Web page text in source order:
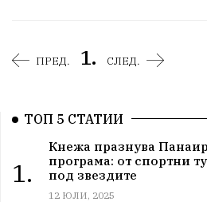
ПРЕД. 1. СЛЕД.
ТОП 5 СТАТИИ
1.
Кнежа празнува
програма: от спортни
под звездите
12 ЮЛИ, 2025